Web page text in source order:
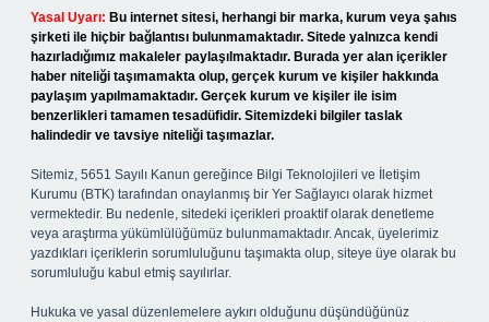
Yasal Uyarı: Bu internet sitesi, herhangi bir marka, kurum veya şahıs
şirketi ile hiçbir bağlantısı bulunmamaktadır. Sitede yalnızca kendi
hazırladığımız makaleler paylaşılmaktadır. Burada yer alan içerikler
haber niteliği taşımamakta olup, gerçek kurum ve kişiler hakkında
paylaşım yapılmamaktadır. Gerçek kurum ve kişiler ile isim
benzerlikleri tamamen tesadüfidir. Sitemizdeki bilgiler taslak
halindedir ve tavsiye niteliği taşımazlar.
Sitemiz, 5651 Sayılı Kanun gereğince Bilgi Teknolojileri ve İletişim
Kurumu (BTK) tarafından onaylanmış bir Yer Sağlayıcı olarak hizmet
vermektedir. Bu nedenle, sitedeki içerikleri proaktif olarak denetleme
veya araştırma yükümlülüğümüz bulunmamaktadır. Ancak, üyelerimiz
yazdıkları içeriklerin sorumluluğunu taşımakta olup, siteye üye olarak bu
sorumluluğu kabul etmiş sayılırlar.
Hukuka ve yasal düzenlemelere aykırı olduğunu düşündüğünüz